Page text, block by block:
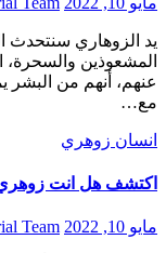
يد الزوهاري
المشعوذين والسحرة،
عنهم، أنهم من البشر
مع…
انسان زوهري
اكتشف هل انت
مايو 10, 2022 Team